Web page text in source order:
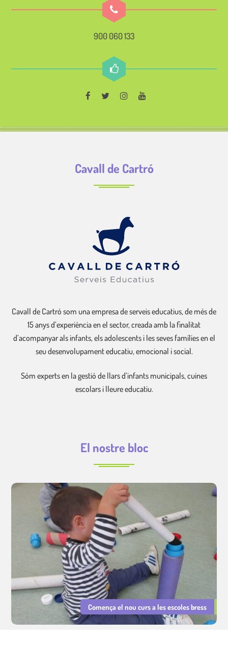
900 060 133
Cavall de Cartró
Cavall de Cartró som una empresa de serveis educatius, de més de
15 anys d’experiència en el sector, creada amb la finalitat
d’acompanyar als infants, els adolescents i les seves famílies en el
seu desenvolupament educatiu, emocional i social.
Sóm experts en la gestió de llars d’infants municipals, cuines
escolars i lleure educatiu.
El nostre bloc
Comença el nou curs a les escoles bress